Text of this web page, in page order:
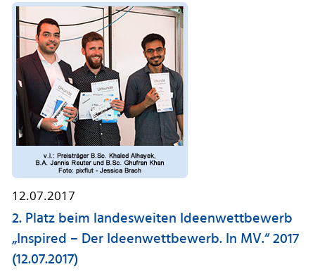
12.07.2017
2. Platz beim landesweiten Ideenwettbewerb
„Inspired – Der Ideenwettbewerb. In MV.“ 2017
(12.07.2017)